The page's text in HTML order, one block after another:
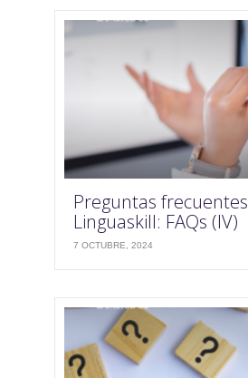
Preguntas frecuentes
Linguaskill: FAQs (IV)
7 OCTUBRE, 2024